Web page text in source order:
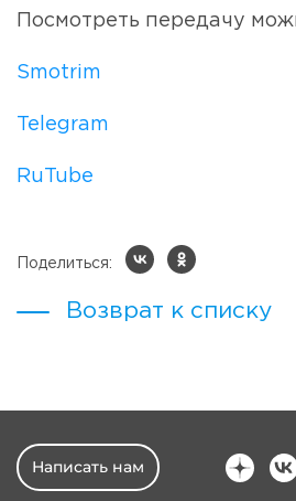
Посмотреть передачу
Smotrim
Telegram
RuTube
Поделиться:
Возврат к списку
Написать нам